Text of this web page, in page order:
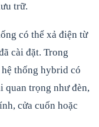
trữ.
có thể xả điện từ
cài đặt. Trong
thống hybrid có
quan trọng như đèn,
cửa cuốn hoặc